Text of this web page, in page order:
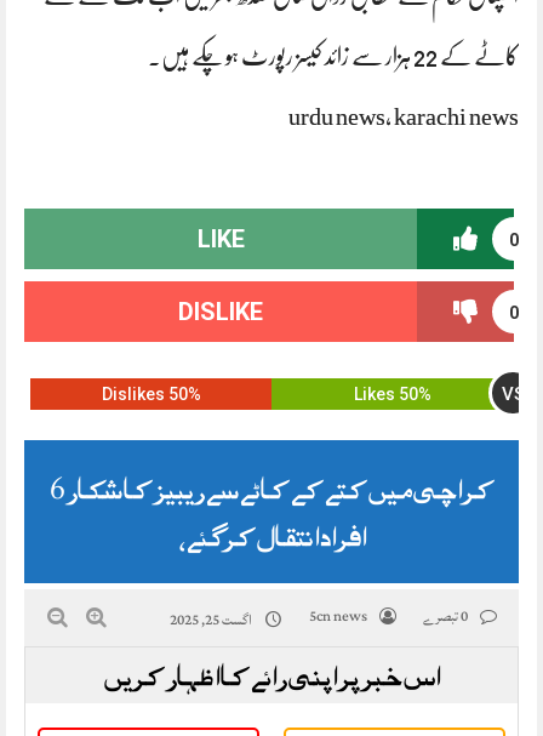
کاٹے کے 22 ہزار سے زائد کیسز رپورٹ ہو چکے ہیں۔
urdu news, karachi news
0
LIKE
0
DISLIKE
50% Likes VS
50% Dislikes
کراچی میں کتے کے کاٹے سے ریبیز کا شکار 6
افراد انتقال کرگئے،
5cn news اگست 25, 2025
اس خبر پر اپنی رائے کا اظہار کریں